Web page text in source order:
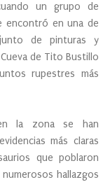
un grupo de
encontró en una de
de pinturas y
de Tito Bustillo
rupestres más
la zona se han
más claras
que poblaron
hallazgos